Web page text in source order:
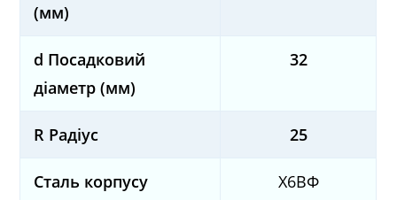
(мм)
d Посадковий
діаметр (мм)
32
R Радіус 25
Сталь корпусу Х6ВФ